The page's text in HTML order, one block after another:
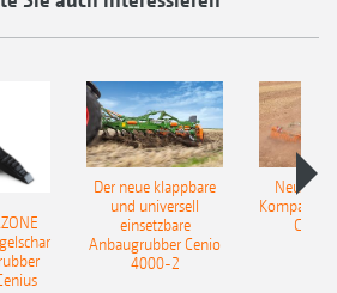
Der neue klappbare
und universell
einsetzbare
Anbaugrubber Cenio
4000-2
Neue